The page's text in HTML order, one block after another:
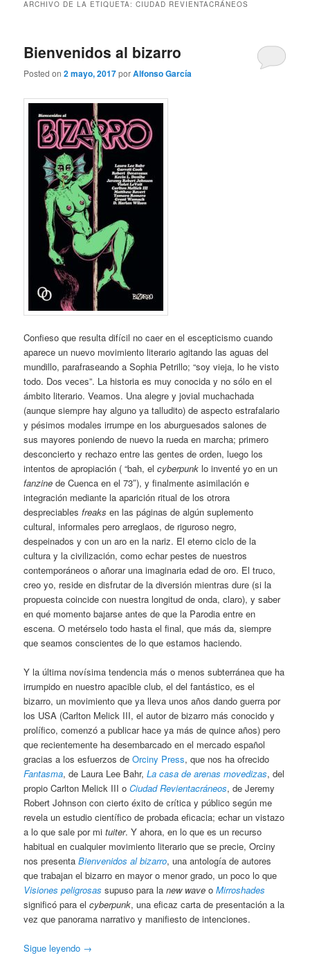
ARCHIVO DE LA ETIQUETA:CIUDAD REVIENTACRÁNEOS
Bienvenidos al bizarro
Posted on2 mayo, 2017porAlfonso García
Confieso que resulta difícil no caer en el escepticismo cuando
aparece un nuevo movimiento literario agitando las aguas del
mundillo, parafraseando a Sophia Petrillo; “soy vieja, lo he visto
todo. Dos veces”. La historia es muy conocida y no sólo en el
ámbito literario. Veamos. Una alegre y jovial muchachada
(aunque siempre hay alguno ya talludito) de aspecto estrafalario
y pésimos modales irrumpe en los aburguesados salones de
sus mayores poniendo de nuevo la rueda en marcha; primero
desconcierto y rechazo entre las gentes de orden, luego los
intentos de apropiación ( “bah, elcyberpunk lo inventé yo en un
fanzine de Cuenca en el 73″), y finalmente asimilación e
integración mediante la aparición ritual de los otrora
despreciablesfreaks en las páginas de algún suplemento
cultural, informales pero arreglaos, de riguroso negro,
despeinados y con un aro en la nariz. El eterno ciclo de la
cultura y la civilización, como echar pestes de nuestros
contemporáneos o añorar una imaginaria edad de oro. El truco,
creo yo, reside en disfrutar de la diversión mientras dure (si la
propuesta coincide con nuestra longitud de onda, claro), y saber
en qué momento bajarse antes de que la Parodia entre en
escena. O metérselo todo hasta el final, que más da, siempre
que seamos conscientes de lo que estamos haciendo.
Y la última novísima tendencia más o menos subterránea que ha
irrumpido en nuestro apacible club, el del fantástico, es el
bizarro, un movimiento que ya lleva unos años dando guerra por
los USA (Carlton Melick III, el autor de bizarro más conocido y
prolífico, comenzó a publicar hace ya más de quince años) pero
que recientemente ha desembarcado en el mercado español
gracias a los esfuerzos deOrciny Press, que nos ha ofrecido
Fantasma, de Laura Lee Bahr,La casa de arenas movedizas, del
propio Carlton Melick III oCiudad Revientacráneos, de Jeremy
Robert Johnson con cierto éxito de crítica y público según me
revela un estudio científico de probada eficacia; echar un vistazo
a lo que sale por mituiter. Y ahora, en lo que es un recurso
habitual en cualquier movimiento literario que se precie, Orciny
nos presentaBienvenidos al bizarro, una antología de autores
que trabajan el bizarro en mayor o menor grado, un poco lo que
Visiones peligrosas supuso para lanew wave oMirroshades
significó para elcyberpunk, una eficaz carta de presentación a la
vez que panorama narrativo y manifiesto de intenciones.
Sigue leyendo →